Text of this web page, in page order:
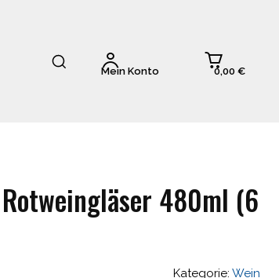
Mein Konto 0,00 €
480ml (6
Kategorie: Wein